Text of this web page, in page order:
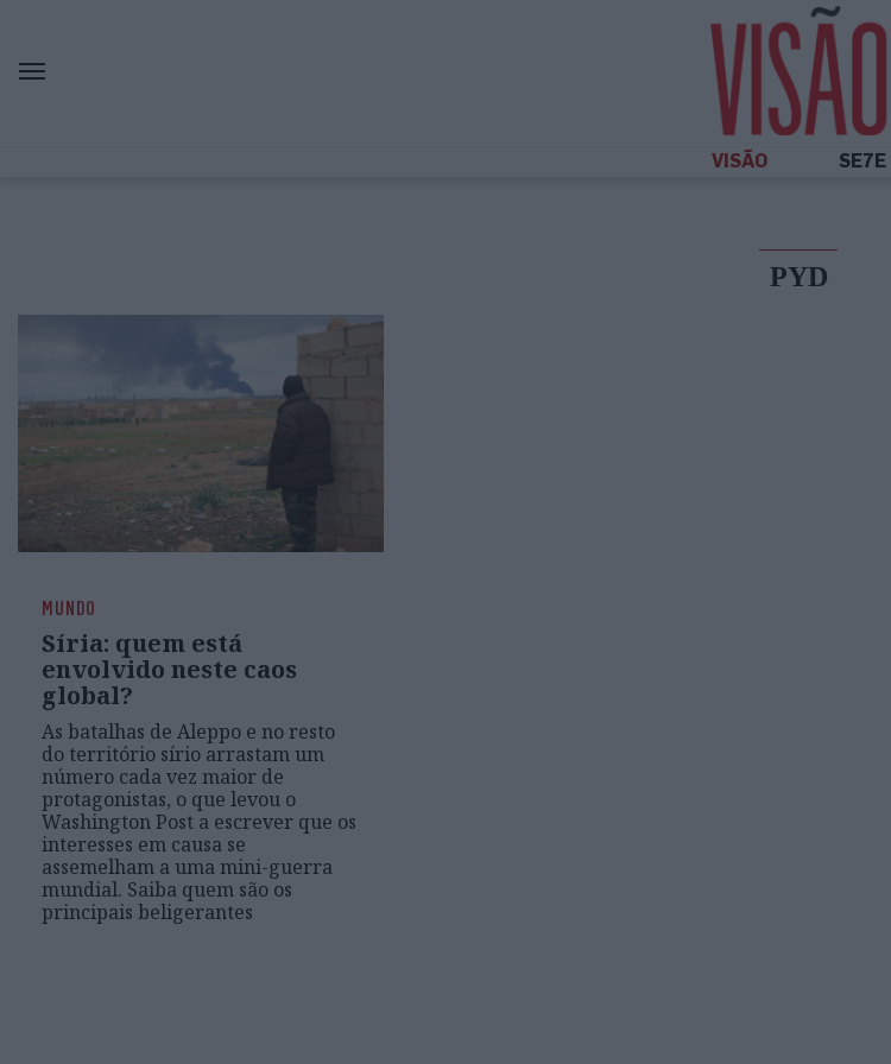
VISÃO SE7E
PYD
MUNDO
Síria: quem está
envolvido neste caos
global?
As batalhas de Aleppo e no resto
do território sírio arrastam um
número cada vez maior de
protagonistas, o que levou o
Washington Post a escrever que os
interesses em causa se
assemelham a uma mini-guerra
mundial. Saiba quem são os
principais beligerantes